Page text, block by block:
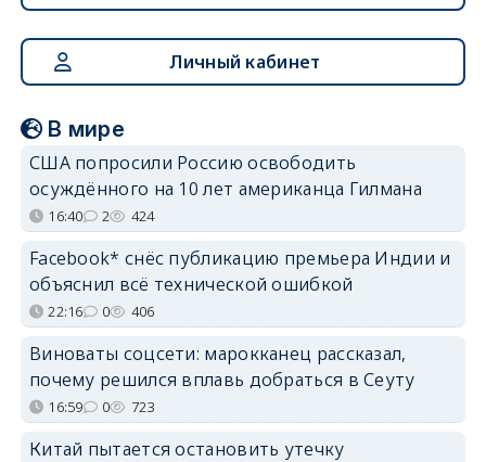
Личный кабинет
В мире
США попросили Россию освободить
осуждённого на 10 лет американца Гилмана
16:40 2 424
Facebook* снёс публикацию премьера Индии и
объяснил всё технической ошибкой
22:16 0 406
Виноваты соцсети: марокканец рассказал,
почему решился вплавь добраться в Сеуту
16:59 0 723
Китай пытается остановить утечку